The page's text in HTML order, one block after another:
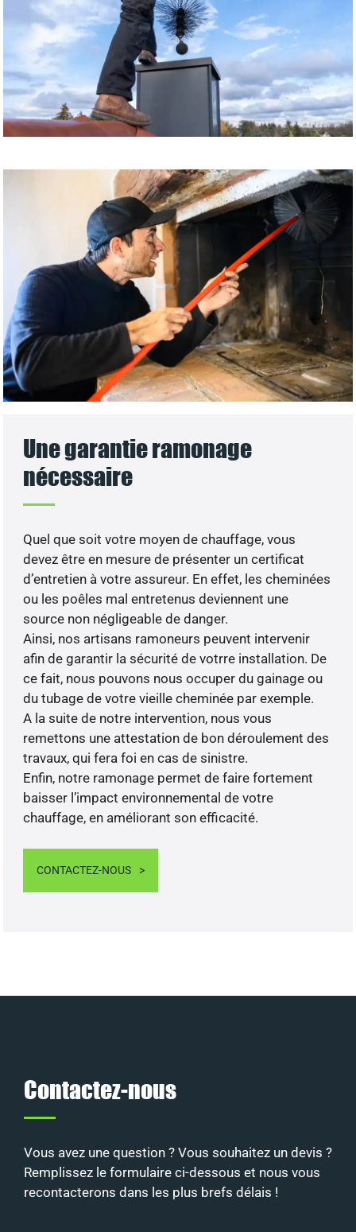
Une garantie ramonage
nécessaire
Quel que soit votre moyen de chauffage, vous
devez être en mesure de présenter un certificat
d’entretien à votre assureur. En effet, les cheminées
ou les poêles mal entretenus deviennent une
source non négligeable de danger.
Ainsi, nos artisans ramoneurs peuvent intervenir
afin de garantir la sécurité de votrre installation. De
ce fait, nous pouvons nous occuper du gainage ou
du tubage de votre vieille cheminée par exemple.
A la suite de notre intervention, nous vous
remettons une attestation de bon déroulement des
travaux, qui fera foi en cas de sinistre.
Enfin, notre ramonage permet de faire fortement
baisser l’impact environnemental de votre
chauffage, en améliorant son efficacité.
CONTACTEZ-NOUS
Contactez-nous
Vous avez une question ? Vous souhaitez un devis ?
Remplissez le formulaire ci-dessous et nous vous
recontacterons dans les plus brefs délais !